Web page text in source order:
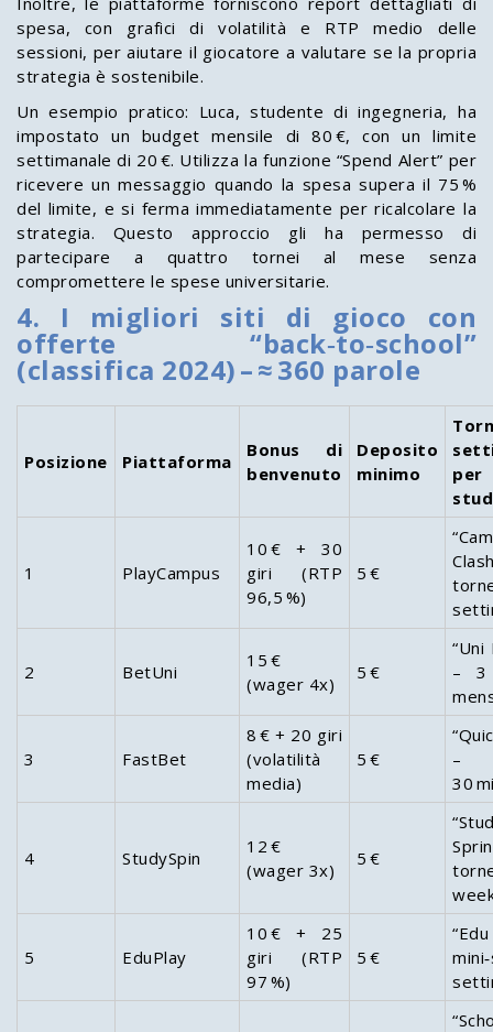
spesa, con grafici di volatilità e RTP medio delle
sessioni, per aiutare il giocatore a valutare se la propria
strategia è sostenibile.
Un esempio pratico: Luca, studente di ingegneria, ha
impostato un budget mensile di 80 €, con un limite
settimanale di 20 €. Utilizza la funzione “Spend Alert” per
ricevere un messaggio quando la spesa supera il 75 %
del limite, e si ferma immediatamente per ricalcolare la
strategia. Questo approccio gli ha permesso di
partecipare a quattro tornei al mese senza
compromettere le spese universitarie.
4. I migliori siti di gioco con
offerte “back‑to‑school”
(classifica 2024) – ≈ 360 parole
Posizione Piattaforma
Bonus di
benvenuto
Deposito
minimo
per
1 PlayCampus
10 € + 30
giri (RTP
96,5 %)
5 €
2 BetUni
15 €
(wager 4x)
5 €
“Uni
– 3
3 FastBet
8 € + 20 giri
(volatilità
media)
5 €
–
30
4 StudySpin
12 €
(wager 3x)
5 €
5 EduPlay
10 € + 25
giri (RTP
97 %)
5 €